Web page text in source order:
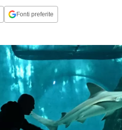
Fonti preferite